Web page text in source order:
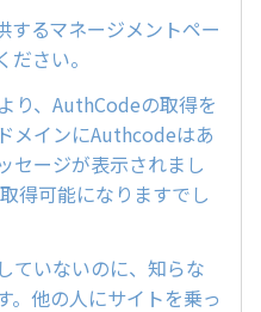
るマネージメントペー
さい。
り、AuthCodeの取得を
メインにAuthcodeはあ
セージが表示されまし
得可能になりますでし
ていないのに、知らな
。他の人にサイトを乗っ